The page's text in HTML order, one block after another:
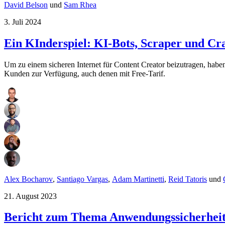
David Belson und Sam Rhea
3. Juli 2024
Ein KInderspiel: KI-Bots, Scraper und
Um zu einem sicheren Internet für Content Creator beizutragen,
Kunden zur Verfügung, auch denen mit Free-Tarif.
Alex Bocharov, Santiago Vargas, Adam Martinetti, Reid Tatoris und
21. August 2023
Bericht zum Thema